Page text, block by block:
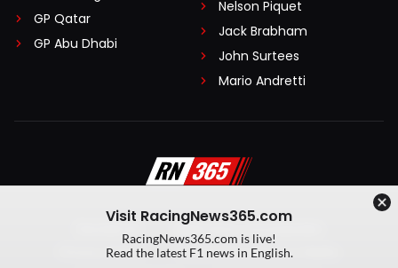
GP Qatar
GP Abu Dhabi
Nelson Piquet
Jack Brabham
John Surtees
Mario Andretti
Algemene voorwaarden
Privacy Policy
Created by On Your Marks
Visit RacingNews365.com
RacingNews365.com is live!
Read the latest F1 news in English.